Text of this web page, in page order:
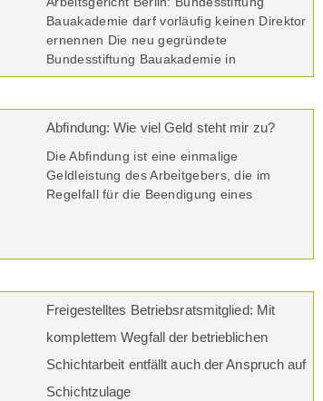
Bauakademie darf vorläufig keinen Direktor
ernennen Die neu gegründete
Bundesstiftung Bauakademie in
Abfindung: Wie viel Geld steht mir zu?
Die Abfindung ist eine einmalige
Geldleistung des Arbeitgebers, die im
Regelfall für die Beendigung eines
Freigestelltes Betriebsratsmitglied: Mit
komplettem Wegfall der betrieblichen
Schichtarbeit entfällt auch der Anspruch auf
Schichtzulage